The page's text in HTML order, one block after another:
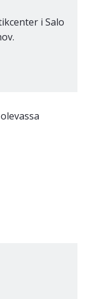
i Salo